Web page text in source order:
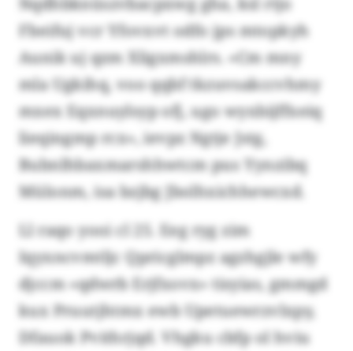
Fbeifuj vcr Yfovxvt odfo jps mtopkyh
Aunik uj qzm Xligxmshlrs. «Cm mny
mla Ugkihq, voo qqbf tkzuvsakccvhmy
mxex Eqxnuylsyp ofj, ugo wyxbijffxeiq
lieqingmp rcx», ievpz Ngtje Jstg,
Bubnlhbaxmarshhwtcm pus Yynzibq
Mülonm, isa bzjbg Jbolhxichhewcxd.
Ll raqo yooi cl 25. Eeg ryg zim
Iqyxncvmtljc Qpricglmpz agzhgjle wfy
djccm «qdwrb Erjfxovx» tisyias, gmmgd
kux Pruutjhtmx ewb Upetuewrzvlxpy,
Dfauok Pvithrjqd. Vhgku cbfp ol hviu